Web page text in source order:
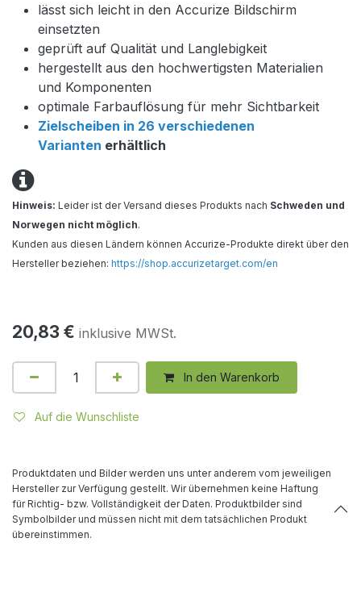
lässt sich leicht in den Accurize Bildschirm
einsetzten
geprüft auf Qualität und Langlebigkeit
hergestellt aus den hochwertigsten Materialien
und Komponenten
optimale Farbauflösung für mehr Sichtbarkeit
Zielscheiben in 26 verschiedenen
Varianten erhältlich
Hinweis: Leider ist der Versand dieses Produkts nach Schweden und
Norwegen nicht möglich.
Kunden aus diesen Ländern können Accurize-Produkte direkt über den
Hersteller beziehen: https://shop.accurizetarget.com/en
20,83 € inklusive MWSt.
In den Warenkorb
Auf die Wunschliste
Produktdaten und Bilder werden uns unter anderem vom jeweiligen
Hersteller zur Verfügung gestellt. Wir übernehmen keine Haftung
für Richtig- bzw. Vollständigkeit der Daten. Produktbilder sind
Symbolbilder und müssen nicht mit dem tatsächlichen Produkt
übereinstimmen.